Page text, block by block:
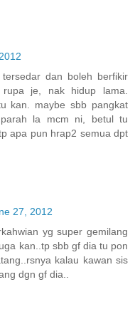
dan boleh berfikir
je, nak hidup lama.
kan. maybe sbb pangkat
la mcm ni, betul tu
apa pun hrap2 semua dpt
27, 2012
yg super gemilang
kan..tp sbb gf dia tu pon
kalau kawan sis
dgn gf dia..